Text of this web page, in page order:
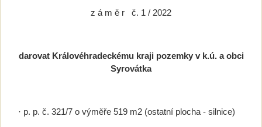
z á m ě r č. 1 / 2022
darovat Královéhradeckému kraji pozemky v k.ú. a obci
Syrovátka
· p. p. č. 321/7 o výměře 519 m2 (ostatní plocha - silnice)